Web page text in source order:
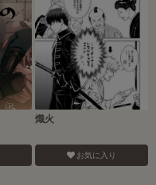
熾火
お気に入り